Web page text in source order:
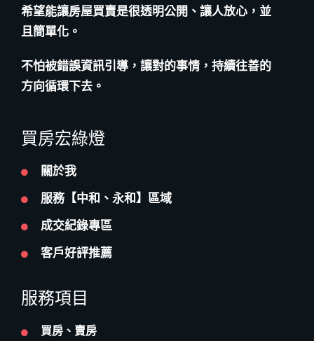
希望能讓房屋買賣是很透明公開、讓人放心，並
且簡單化。
不怕被錯誤資訊引導，讓對的事情，持續往善的
方向循環下去。
買房宏綠燈
關於我
服務【中和、永和】區域
成交紀錄專區
客戶好評推薦
服務項目
買房、賣房